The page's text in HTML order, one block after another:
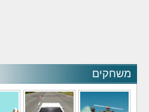
משחקים